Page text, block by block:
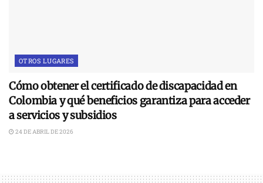
OTROS LUGARES
Cómo obtener el certificado de discapacidad en
Colombia y qué beneficios garantiza para acceder
a servicios y subsidios
24 DE ABRIL DE 2026